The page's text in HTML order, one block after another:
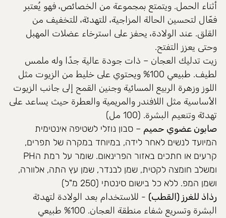
أثناء الحمل. ويتمتع بمجموعة من الخصائص، فهو يُعتبر
فعّال لتحسين الحالة المزاجية، للتهدئة، للتخفيف من
القلق. عند الولادة، يحفز على استرخاء عضلات المهبل
وحتى يعزز التفتح.
زيت تدليك العجان – ذات جودة عالية جدًا وله ملمس
لطيف. طبيعي 100% ويحتوي على خليط من الزيوت مثل
اللوز وزهرة الربيع المسائية وجنين القمح إلى جانب الزيوت
الأساسية مثل اللافندر والمريمية والعطرة حيث يساعد على
تهدئة وتنعيم البشرة. (100 مل)
صابون عضوي حميم – סבון נוזלי לשטיפה אינטימית
המיועד לנשים לאחר לידה, במיוחד במקרה של תפרים,
קרעים או חתכים באזור הפרינאום. שומר על רמת הPH
ומשלב חומצה לקטית, שמן לבנדר, שמן עץ התה, אלוורה,
ושמן המפ. ללא כל בישום סינטתי (250 מ"ל)
رذاذ للغرز (القطب) - للاستخدام بعد الولادة لتهدئة
البشرة وتسريع شفاء منطقة العجان. 100% طبيعي